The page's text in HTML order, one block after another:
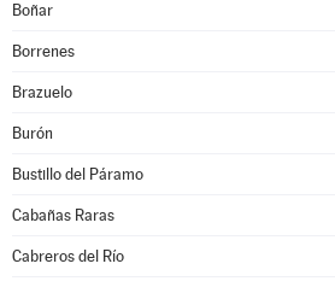
Boñar
Borrenes
Brazuelo
Burón
Bustillo del Páramo
Cabañas Raras
Cabreros del Río